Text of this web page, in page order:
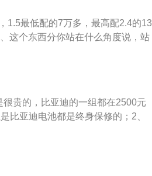
由于电池组的位置在车身底部，减
洼路段行驶时要更加小心。
公里长途耐久试验和国家强制碰
的运营结果来看，安全性能上是非
1.5最低配的7万多，最高配2.4的13
这个东西分你站在什么角度说，站
而且配置，相当高，很不错了；
；3、俗话说得好，只有柔人没有
觉。
贵的，比亚迪的一组都在2500元
比亚迪电池都是终身保修的；2、
成了只用三个字母和一个椭圆组成
来诠释，意为“成就梦想”。